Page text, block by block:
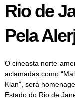
Rio de
Pela
O cineasta norte-
aclamadas como
Klan”, será
Estado do Rio de